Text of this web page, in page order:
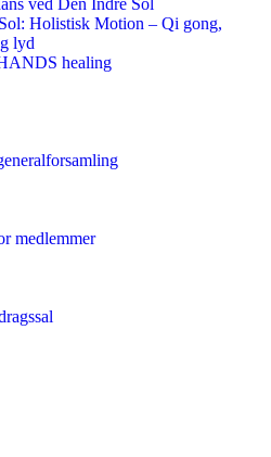
ved Den Indre Sol
Holistisk Motion – Qi gong,
lyd
healing
medlemmer